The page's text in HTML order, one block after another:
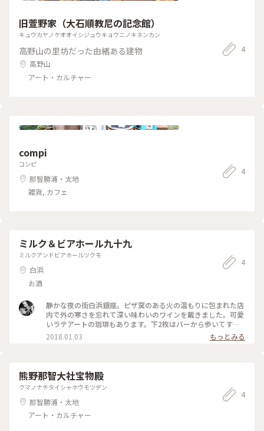
旧萱野家（大石順教尼の記念館）
キュウカヤノケオオイシジュウキョウニノキネンカン
高野山の里坊だった由緒ある建物
高野山
アート・カルチャー
4
compi
コンピ
那智勝浦・太地
雑貨, カフェ
4
ミルク＆ビアホール九十九
ミルクアンドビアホールツクモ
白浜
お酒
4
静かな夜の街白浜銀座。ピザ窯のある火の温もりに包まれた店
内で外の寒さを忘れて深い味わいのワインを戴きました。可愛
いラテアートの珈琲もあります。下2枚はバーから歩いてすぐ
の系列店のカフェを紹介して頂きました。大きな扉を開けると
jazzの音色が心地良い空間が広がっていました。アンティーク
いというプライベートサロンも併設されておりいつかそこで贅
沢な時間を過ごしたい。jazz好きな方には是非行ってみてほし
いお店です。1人で過ごすも良し、大切な人と過ごすのも素敵
です。#バー#カフェ#珈琲#ケーキ#jazz
2018.01.03 もっとみる
熊野那智大社宝物殿
クマノナチタイシャホウモツデン
那智勝浦・太地
アート・カルチャー
4